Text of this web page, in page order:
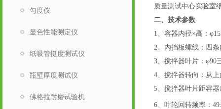
质量测试中心实验室
二、 技术参数
1、容器内径×高：
2、内挡板螺线：四
3、搅拌器叶片：φ90
4、搅拌器转向：从
5、搅拌器叶片距容
6、叶轮回转频率：
匀度仪
显色性能测定仪
纸吸管挺度测试仪
瓶壁厚度测试仪
佛格拉耐磨试验机